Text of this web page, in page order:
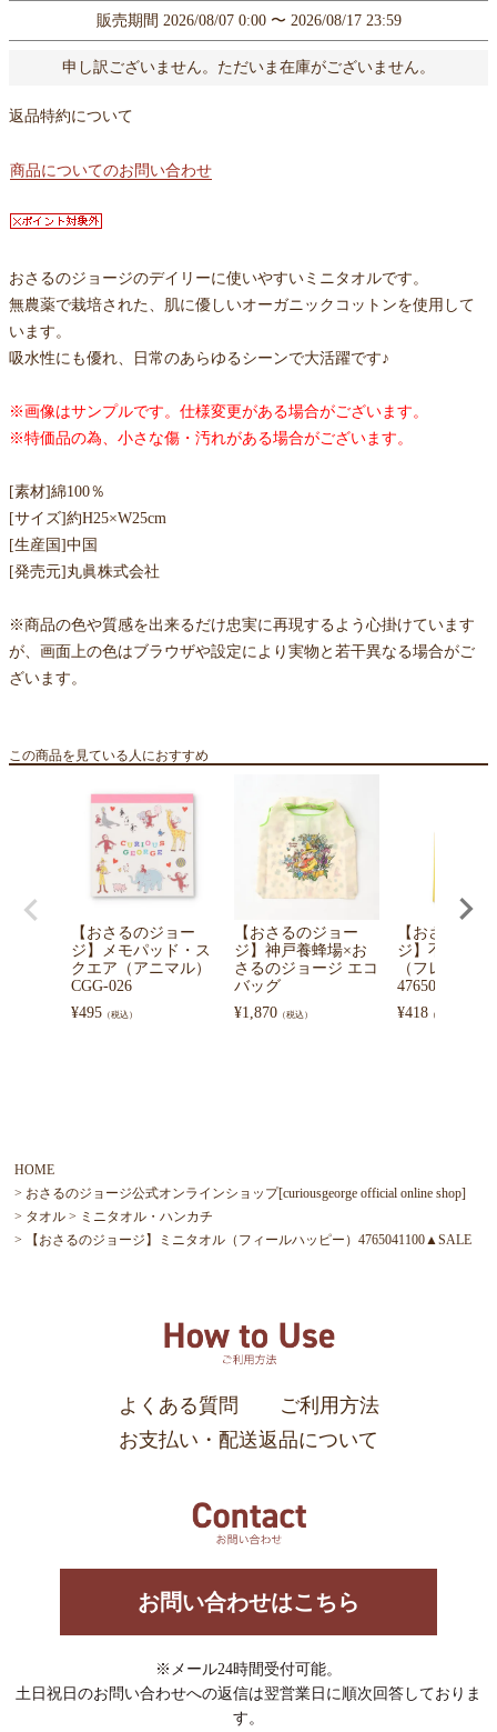
販売期間 2026/08/07 0:00 〜 2026/08/17 23:59
申し訳ございません。ただいま在庫がございません。
返品特約について
商品についてのお問い合わせ
おさるのジョージのデイリーに使いやすいミニタオルです。
無農薬で栽培された、肌に優しいオーガニックコットンを使用して
います。
吸水性にも優れ、日常のあらゆるシーンで大活躍です♪
※画像はサンプルです。仕様変更がある場合がございます。
※特価品の為、小さな傷・汚れがある場合がございます。
[素材]綿100％
[サイズ]約H25×W25cm
[生産国]中国
[発売元]丸眞株式会社
※商品の色や質感を出来るだけ忠実に再現するよう心掛けています
が、画面上の色はブラウザや設定により実物と若干異なる場合がご
ざいます。
この商品を見ている人におすすめ
【おさるのジョー
ジ】メモパッド・ス
クエア（アニマル）
CGG-026
¥495 （税込）
【おさるのジョー
ジ】神戸養蜂場×お
さるのジョージ エコ
バッグ
¥1,870 （税込）
【おさるのジ
ジ】不織布バ
（フレンズバ
4765036100
¥418 （税込）
HOME
おさるのジョージ公式オンラインショップ[curiousgeorge official online shop]
タオル
ミニタオル・ハンカチ
【おさるのジョージ】ミニタオル（フィールハッピー）4765041100▲SALE
よくある質問
ご利用方法
お支払い・配送返品について
お問い合わせはこちら
※メール24時間受付可能。
土日祝日のお問い合わせへの返信は翌営業日に順次回答しておりま
す。